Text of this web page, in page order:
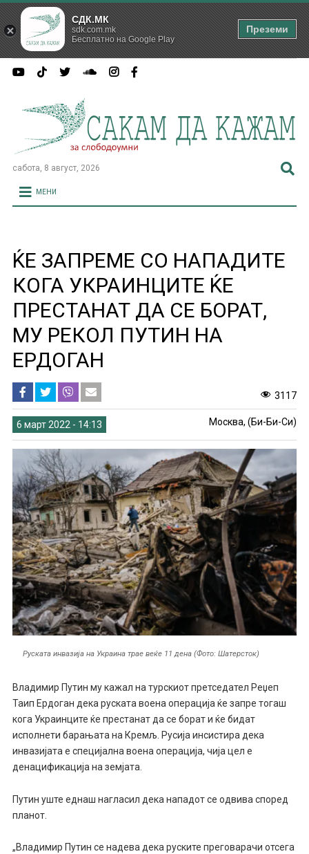
сабота, 8 август, 2026
МЕНИ
ЌЕ ЗАПРЕМЕ СО НАПАДИТЕ
КОГА УКРАИНЦИТЕ ЌЕ
ПРЕСТАНАТ ДА СЕ БОРАТ,
МУ РЕКОЛ ПУТИН НА
ЕРДОГАН
3117
6 март 2022 - 14:13 Москва, (Би-Би-Си)
Руската инвазија на Украина трае веќе 11 дена (Фото: Шатерсток)
Владимир Путин му кажал на турскиот претседател Реџеп
Таип Ердоган дека руската воена операција ќе запре тогаш
кога Украинците ќе престанат да се борат и ќе бидат
исполнети барањата на Кремљ. Русија инсистира дека
инвазијата е специјална воена операција, чија цел е
денацификација на земјата.
Путин уште еднаш нагласил дека нападот се одвива според
планот.
„Владимир Путин се надева дека руските преговарачи отсега
СДК.МК
sdk.com.mk
Бесплатно на Google Play
Преземи